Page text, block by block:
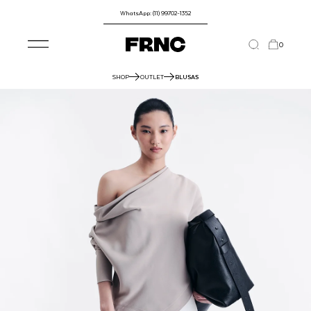
WhatsApp: (11) 99702-1352
0
SHOP OUTLET BLUSAS